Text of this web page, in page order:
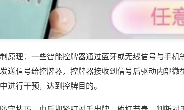
原理：一些智能控牌器通过蓝牙或无线信号与手机
送信号给控牌器，控牌器接收到信号后驱动内部微
进行干预，达到控牌目的。